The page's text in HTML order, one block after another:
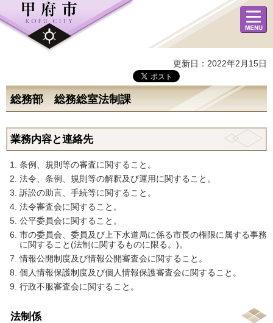
メニュ
ー
更新日：2022年2月15日
総務部 総務総室法制課
業務内容と連絡先
条例、規則等の審査に関すること。
法令、条例、規則等の解釈及び運用に関すること。
訴訟の助言、手続等に関すること。
法令審査会に関すること。
公平委員会に関すること。
市の委員会、委員及び上下水道局に係る市長の権限に属する事務
に関すること(法制に関するものに限る。)。
情報公開制度及び情報公開審査会に関すること。
個人情報保護制度及び個人情報保護審査会に関すること。
行政不服審査会に関すること。
法制係